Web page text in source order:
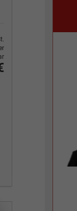
drucken
drucken, parken oder